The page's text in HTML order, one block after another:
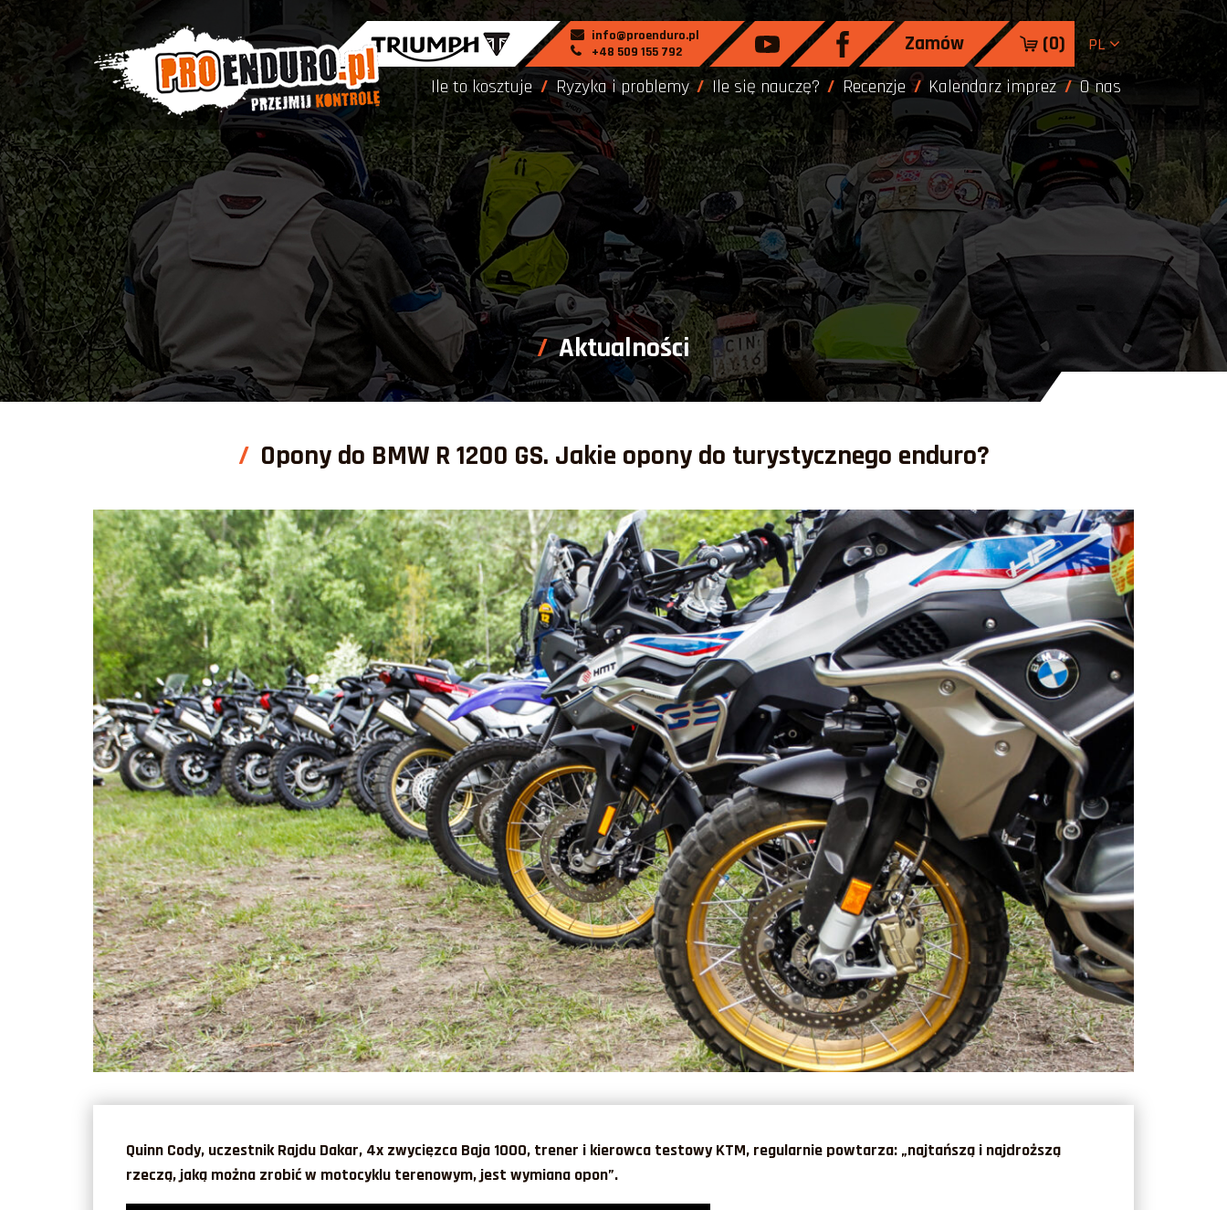
info@proenduro.pl
+48 509 155 792
Zamów (0) PL
Ile to kosztuje Ryzyka i problemy Ile się nauczę? Recenzje Kalendarz imprez O nas
Aktualności
Opony do BMW R 1200 GS. Jakie opony do turystycznego enduro?
Quinn Cody, uczestnik Rajdu Dakar, 4x zwycięzca Baja 1000, trener i kierowca testowy KTM, regularnie powtarza: „najtańszą i najdroższą
rzeczą, jaką można zrobić w motocyklu terenowym, jest wymiana opon”.